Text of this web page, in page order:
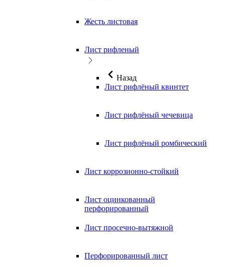
Жесть листовая
Лист рифленый
Назад
Лист рифлёный квинтет
Лист рифлёный чечевица
Лист рифлёный ромбический
Лист коррозионно-стойкий
Лист оцинкованный
перфорированный
Лист просечно-вытяжной
Перфорированный лист